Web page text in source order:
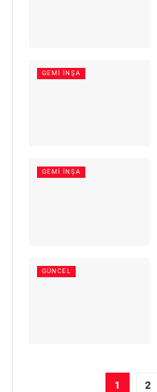
GEMI İNŞA
GEMI İNŞA
GÜNCEL
1 2